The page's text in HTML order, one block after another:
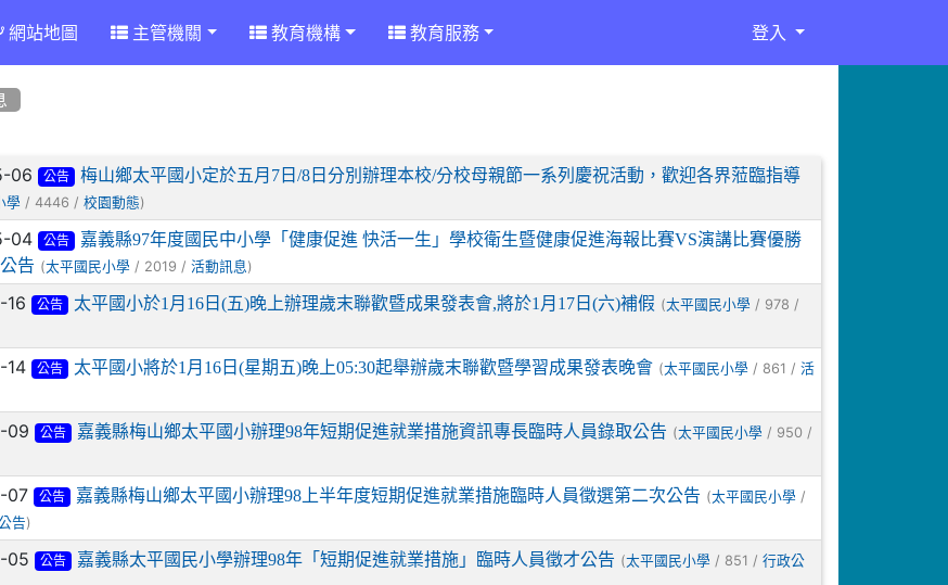
網站地圖 主管機關 教育機構 教育服務 登入
表
06 公告 梅山鄉太平國小定於五月7日/8日分別辦理本校/分校母親節一系列慶祝活動，歡迎各界蒞臨指導
學 / 4446 /校園動態)
04 公告
嘉義縣97年度國民中小學「健康促進 快活一生」學校衛生暨健康促進海報比賽VS演講比賽優勝
告 (太平國民小學 / 2019 /活動訊息 )
16 公告 太平國小於1月16日(五)晚上辦理歲末聯歡暨成果發表會,將於1月17日(六)補假 (太平國民小學 / 978 /
14 公告 太平國小將於1月16日(星期五)晚上05:30起舉辦歲末聯歡暨學習成果發表晚會 (太平國民小學 / 861 / 活
09 公告 嘉義縣梅山鄉太平國小辦理98年短期促進就業措施資訊專長臨時人員錄取公告 (太平國民小學 / 950 /
07 公告 嘉義縣梅山鄉太平國小辦理98上半年度短期促進就業措施臨時人員徵選第二次公告 (太平國民小學 /
告)
05 公告 嘉義縣太平國民小學辦理98年「短期促進就業措施」臨時人員徵才公告 (太平國民小學 / 851 / 行政公